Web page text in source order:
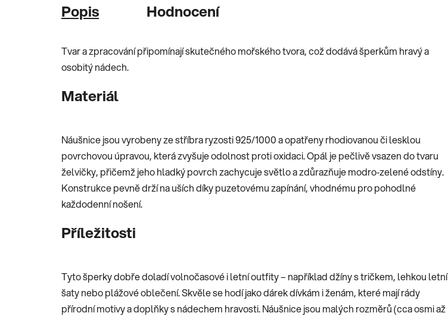
Popis Hodnocení
Tvar a zpracování připomínají skutečného mořského tvora, což dodává šperkům hravý a
osobitý nádech.
Materiál
Náušnice jsou vyrobeny ze stříbra ryzosti 925/1000 a opatřeny rhodiovanou či lesklou
povrchovou úpravou, která zvyšuje odolnost proti oxidaci. Opál je pečlivě vsazen do tvaru
želvičky, přičemž jeho hladký povrch zachycuje světlo a zdůrazňuje modro‑zelené odstíny.
Konstrukce pevně drží na uších díky puzetovému zapínání, vhodnému pro pohodlné
každodenní nošení.
Příležitosti
Tyto šperky dobře doladí volnočasové i letní outfity – například džíny s tričkem, lehkou letní
šaty nebo plážové oblečení. Skvěle se hodí jako dárek dívkám i ženám, které mají rády
přírodní motivy a doplňky s nádechem hravosti. Náušnice jsou malých rozměrů (cca osmi až